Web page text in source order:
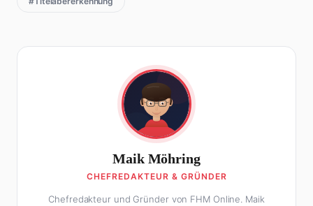
Maik Möhring
CHEFREDAKTEUR & GRÜNDER
Chefredakteur und Gründer von FHM Online. Maik